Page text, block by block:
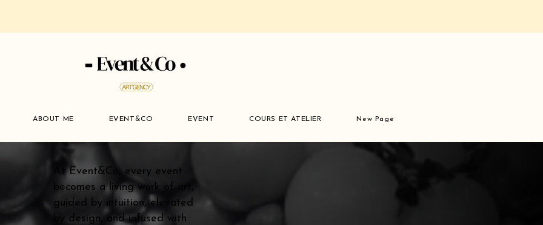
ABOUT ME EVENT&CO EVENT COURS ET ATELIER New Page
At Event&Co, every event
becomes a living work of art,
guided by intuition, elevated
by design, and infused with